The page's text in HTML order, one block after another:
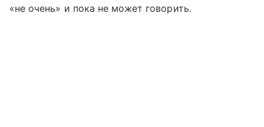
«не очень» и пока не может говорить.